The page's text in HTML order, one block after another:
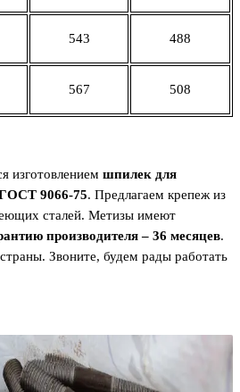
543 488
567 508
изготовлением шпилек для
9066-75. Предлагаем крепеж из
сталей. Метизы имеют
производителя – 36 месяцев.
Звоните, будем рады работать